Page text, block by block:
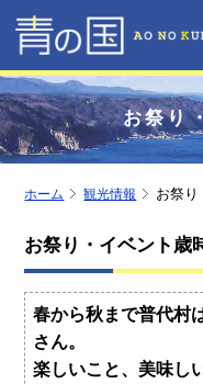
お祭り
ホーム 観光情報 お祭り
お祭り・イベント歳
春から秋まで普代村
さん。
楽しいこと、美味し